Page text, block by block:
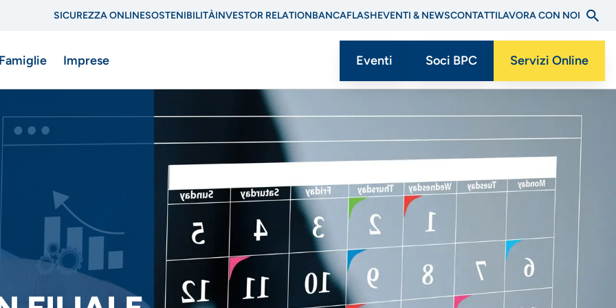
di
navigazione
di
SICUREZZA ONLINESOSTENIBILITÀINVESTOR RELATIONBANCAFLASHEVENTI & NEWSCONTATTILAVORA CON NOI
Imprese
Menu
CTA
Eventi Soci BPC Servizi Online